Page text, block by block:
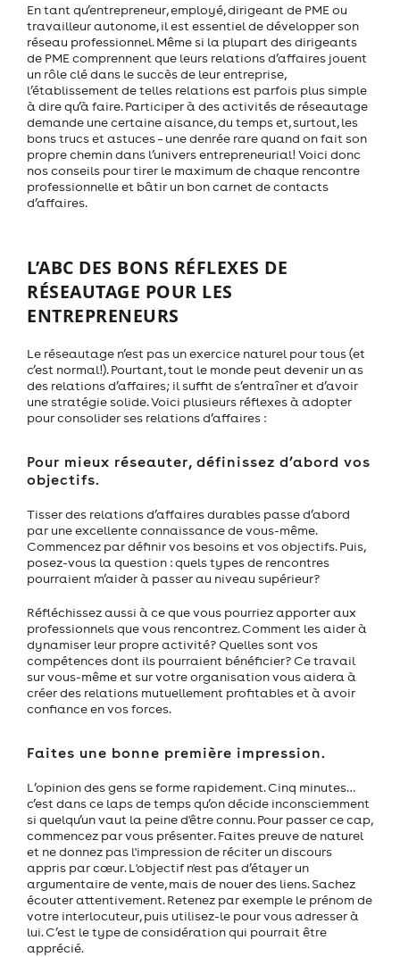
En tant qu’entrepreneur, employé, dirigeant de PME ou
travailleur autonome, il est essentiel de développer son
réseau professionnel. Même si la plupart des dirigeants
de PME comprennent que leurs relations d’affaires jouent
un rôle clé dans le succès de leur entreprise,
l’établissement de telles relations est parfois plus simple
à dire qu’à faire. Participer à des activités de réseautage
demande une certaine aisance, du temps et, surtout, les
bons trucs et astuces – une denrée rare quand on fait son
propre chemin dans l’univers entrepreneurial! Voici donc
nos conseils pour tirer le maximum de chaque rencontre
professionnelle et bâtir un bon carnet de contacts
d’affaires.
L’ABC DES BONS RÉFLEXES DE
RÉSEAUTAGE POUR LES
ENTREPRENEURS
Le réseautage n’est pas un exercice naturel pour tous (et
c’est normal!). Pourtant, tout le monde peut devenir un as
des relations d’affaires; il suffit de s’entraîner et d’avoir
une stratégie solide. Voici plusieurs réflexes à adopter
pour consolider ses relations d’affaires :
Pour mieux réseauter, définissez d’abord vos
objectifs.
Tisser des relations d’affaires durables passe d’abord
par une excellente connaissance de vous-même.
Commencez par définir vos besoins et vos objectifs. Puis,
posez-vous la question : quels types de rencontres
pourraient m’aider à passer au niveau supérieur?
Réfléchissez aussi à ce que vous pourriez apporter aux
professionnels que vous rencontrez. Comment les aider à
dynamiser leur propre activité? Quelles sont vos
compétences dont ils pourraient bénéficier? Ce travail
sur vous-même et sur votre organisation vous aidera à
créer des relations mutuellement profitables et à avoir
confiance en vos forces.
Faites une bonne première impression.
L’opinion des gens se forme rapidement. Cinq minutes…
c’est dans ce laps de temps qu’on décide inconsciemment
si quelqu’un vaut la peine d'être connu. Pour passer ce cap,
commencez par vous présenter. Faites preuve de naturel
et ne donnez pas l'impression de réciter un discours
appris par cœur. L'objectif n'est pas d’étayer un
argumentaire de vente, mais de nouer des liens. Sachez
écouter attentivement. Retenez par exemple le prénom de
votre interlocuteur, puis utilisez-le pour vous adresser à
lui. C’est le type de considération qui pourrait être
apprécié.